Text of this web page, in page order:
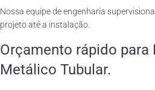
Nossa equipe de engenharia
projeto até a instalação.
Orçamento rápido para
Metálico Tubular.